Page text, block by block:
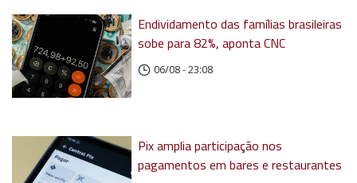
Endividamento das famílias brasileiras
sobe para 82%, aponta CNC
06/08 - 23:08
Pix amplia participação nos
pagamentos em bares e restaurantes